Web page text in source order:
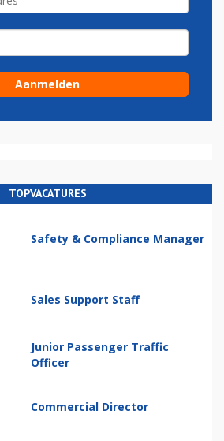
TOPVACATURES
Safety & Compliance Manager
Sales Support Staff
Junior Passenger Traffic
Officer
Commercial Director